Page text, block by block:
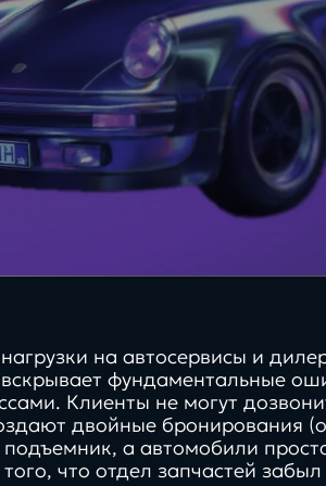
КЭДО + Госключ
специалистов
Будущее
на автосервисы и
фундаментальные
Клиенты не могут
двойные бронирования
а автомобили
что отдел запчастей